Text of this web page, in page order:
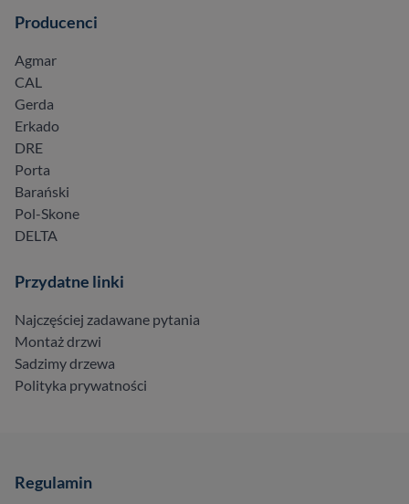
Producenci
Agmar
CAL
Gerda
Erkado
DRE
Porta
Barański
Pol-Skone
DELTA
Przydatne linki
Najczęściej zadawane pytania
Montaż drzwi
Sadzimy drzewa
Polityka prywatności
Regulamin